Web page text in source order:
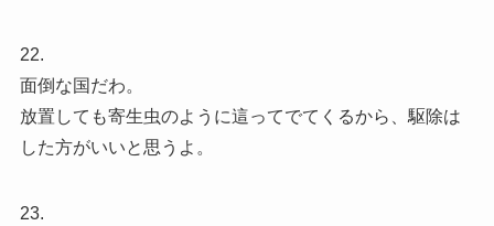
22.
面倒な国だわ。
放置しても寄生虫のように這ってでてくるから、駆除は
した方がいいと思うよ。
23.